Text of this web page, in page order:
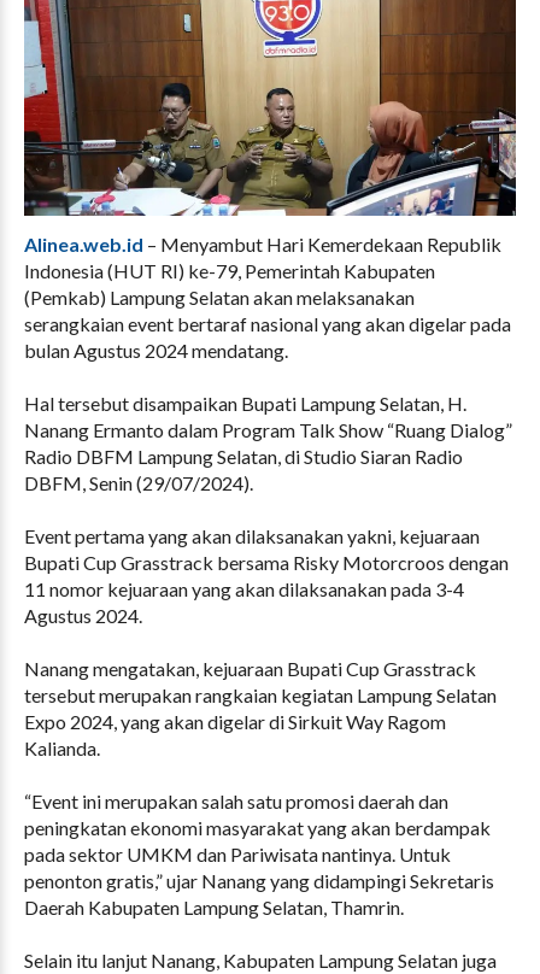
Alinea.web.id – Menyambut Hari Kemerdekaan Republik
Indonesia (HUT RI) ke-79, Pemerintah Kabupaten
(Pemkab) Lampung Selatan akan melaksanakan
serangkaian event bertaraf nasional yang akan digelar pada
bulan Agustus 2024 mendatang.
Hal tersebut disampaikan Bupati Lampung Selatan, H.
Nanang Ermanto dalam Program Talk Show “Ruang Dialog”
Radio DBFM Lampung Selatan, di Studio Siaran Radio
DBFM, Senin (29/07/2024).
Event pertama yang akan dilaksanakan yakni, kejuaraan
Bupati Cup Grasstrack bersama Risky Motorcroos dengan
11 nomor kejuaraan yang akan dilaksanakan pada 3-4
Agustus 2024.
Nanang mengatakan, kejuaraan Bupati Cup Grasstrack
tersebut merupakan rangkaian kegiatan Lampung Selatan
Expo 2024, yang akan digelar di Sirkuit Way Ragom
Kalianda.
“Event ini merupakan salah satu promosi daerah dan
peningkatan ekonomi masyarakat yang akan berdampak
pada sektor UMKM dan Pariwisata nantinya. Untuk
penonton gratis,” ujar Nanang yang didampingi Sekretaris
Daerah Kabupaten Lampung Selatan, Thamrin.
Selain itu lanjut Nanang, Kabupaten Lampung Selatan juga